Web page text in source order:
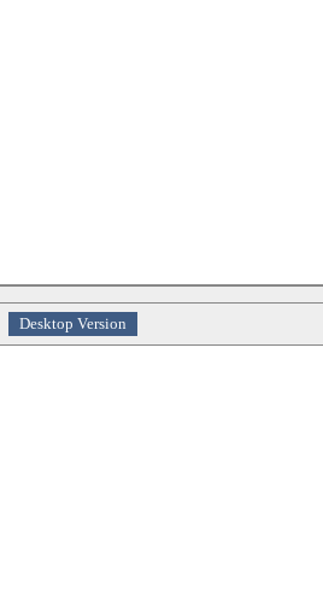
Desktop Version